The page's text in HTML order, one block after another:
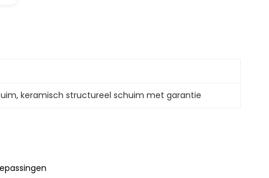
, keramisch structureel schuim met garantie